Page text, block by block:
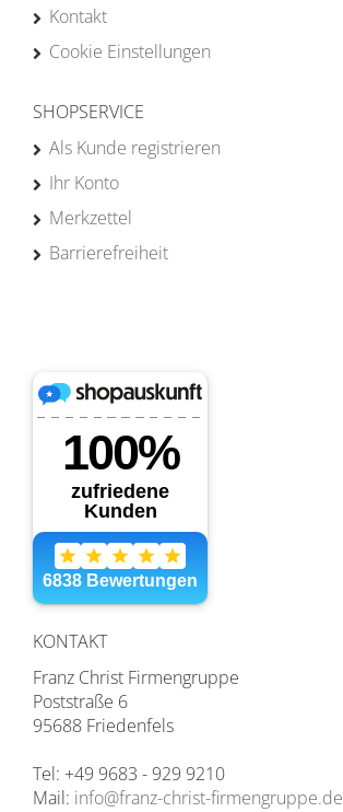
Kontakt
Cookie Einstellungen
SHOPSERVICE
Als Kunde registrieren
Ihr Konto
Merkzettel
Barrierefreiheit
KONTAKT
Franz Christ Firmengruppe
Poststraße 6
95688 Friedenfels
Tel: +49 9683 - 929 9210
Mail: info@franz-christ-firmengruppe.de